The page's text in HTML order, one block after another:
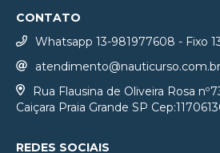
CONTATO
Whatsapp 13-981977608 - Fixo
atendimento@nauticurso.com.br
Rua Flausina de Oliveira Rosa
Caiçara Praia Grande SP
REDES SOCIAIS